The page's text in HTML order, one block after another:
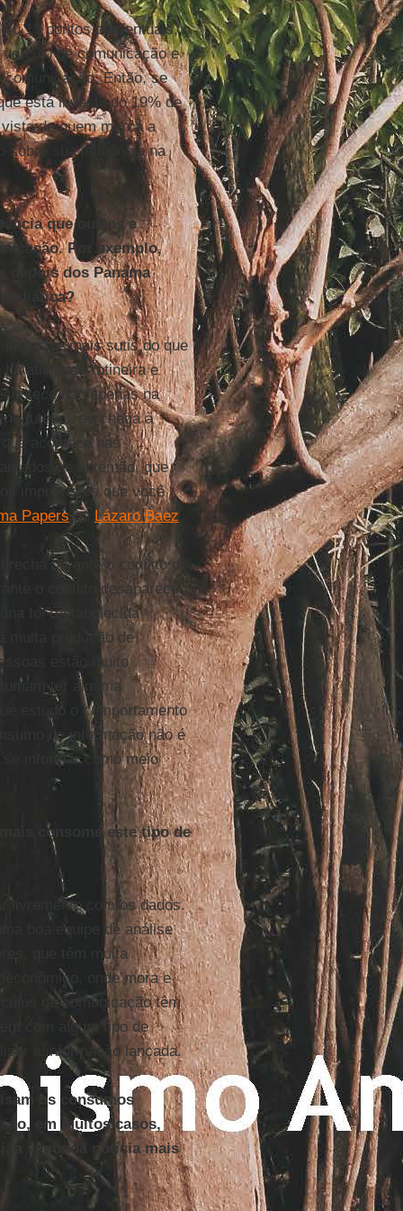
19 pontos percentuais, o
de comunicação e
Então, se
está investindo 19% de
de quem marca a
sobre sua influência na
que outros e
Por exemplo,
depois dos Panama
mais sutis do que
atividade rotineira e
não apenas na
futebol, se chega à
acontece nas
de antemão, que
imprevistos que você
Papersou Lázaro Baez
durante o conflito do
o conflito desapareceu
foi restabelecida
muita produção de
estão muito
ter alguma
estudo o comportamento
de informação não é
informar como meio
consome este tipo de
livremente com os dados.
boa equipe de análise
que têm muita
onde mora e
de comunicação têm
com algum tipo de
a informação lançada.
os consumos
em muitos casos,
a segunda notícia mais